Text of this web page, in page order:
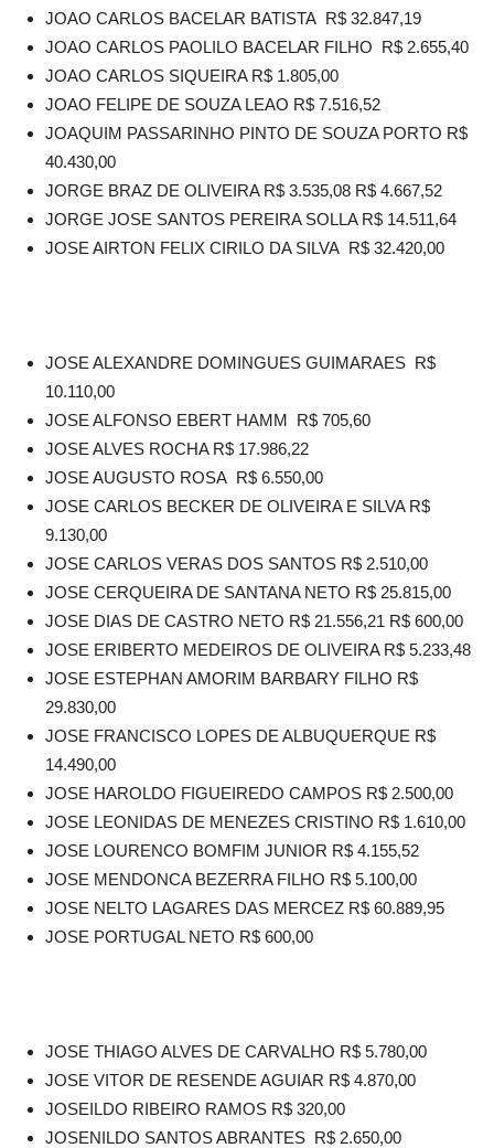
JOAO CARLOS BACELAR BATISTA R$ 32.847,19
JOAO CARLOS PAOLILO BACELAR FILHO R$ 2.655,40
JOAO CARLOS SIQUEIRA R$ 1.805,00
JOAO FELIPE DE SOUZA LEAO R$ 7.516,52
JOAQUIM PASSARINHO PINTO DE SOUZA PORTO R$
40.430,00
JORGE BRAZ DE OLIVEIRA R$ 3.535,08 R$ 4.667,52
JORGE JOSE SANTOS PEREIRA SOLLA R$ 14.511,64
JOSE AIRTON FELIX CIRILO DA SILVA R$ 32.420,00
JOSE ALEXANDRE DOMINGUES GUIMARAES R$
10.110,00
JOSE ALFONSO EBERT HAMM R$ 705,60
JOSE ALVES ROCHA R$ 17.986,22
JOSE AUGUSTO ROSA R$ 6.550,00
JOSE CARLOS BECKER DE OLIVEIRA E SILVA R$
9.130,00
JOSE CARLOS VERAS DOS SANTOS R$ 2.510,00
JOSE CERQUEIRA DE SANTANA NETO R$ 25.815,00
JOSE DIAS DE CASTRO NETO R$ 21.556,21 R$ 600,00
JOSE ERIBERTO MEDEIROS DE OLIVEIRA R$ 5.233,48
JOSE ESTEPHAN AMORIM BARBARY FILHO R$
29.830,00
JOSE FRANCISCO LOPES DE ALBUQUERQUE R$
14.490,00
JOSE HAROLDO FIGUEIREDO CAMPOS R$ 2.500,00
JOSE LEONIDAS DE MENEZES CRISTINO R$ 1.610,00
JOSE LOURENCO BOMFIM JUNIOR R$ 4.155,52
JOSE MENDONCA BEZERRA FILHO R$ 5.100,00
JOSE NELTO LAGARES DAS MERCEZ R$ 60.889,95
JOSE PORTUGAL NETO R$ 600,00
JOSE THIAGO ALVES DE CARVALHO R$ 5.780,00
JOSE VITOR DE RESENDE AGUIAR R$ 4.870,00
JOSEILDO RIBEIRO RAMOS R$ 320,00
JOSENILDO SANTOS ABRANTES R$ 2.650,00